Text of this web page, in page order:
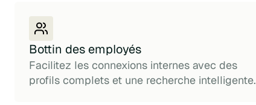
Bottin des employés
Facilitez les connexions internes avec des
profils complets et une recherche intelligente.